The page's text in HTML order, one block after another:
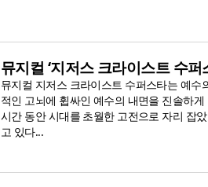
뮤지컬 ‘지저스 크라이스트 수
뮤지컬 지저스 크라이스트 수퍼스타는 예
적인 고뇌에 휩싸인 예수의 내면을 진솔하
시간 동안 시대를 초월한 고전으로 자리 잡
고 있다...